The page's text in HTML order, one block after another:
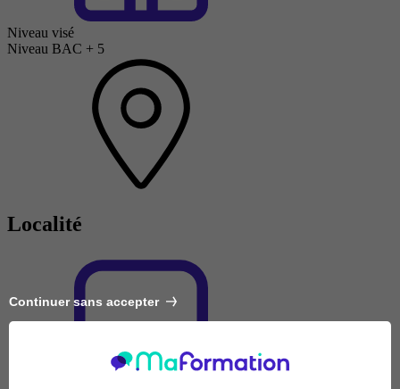
Niveau visé
Niveau BAC + 5
Localité
Continuer sans accepter